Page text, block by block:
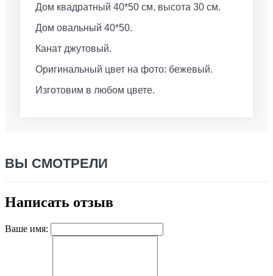
Дом квадратный 40*50 см, высота 30 см.
Дом овальный 40*50.
Канат джутовый.
Оригинальный цвет на фото: бежевый.
Изготовим в любом цвете.
ВЫ СМОТРЕЛИ
Написать отзыв
Ваше имя: